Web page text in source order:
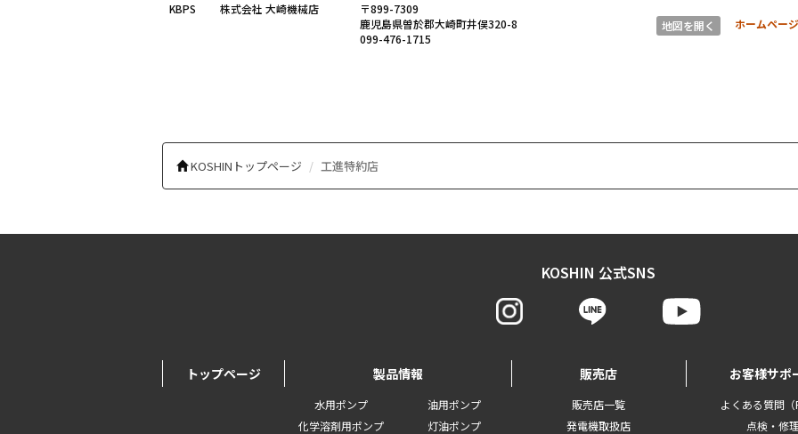
KBPS 株式会社 大崎機械店
〒899-7309
地図を開く
鹿児島県曽於郡大崎町井俣320-8
099-476-1715
ホームページ
KOSHINトップページ 工進特約店
KOSHIN 公式SNS
トップページ 製品情報
水用ポンプ
油用ポンプ
化学溶剤用ポンプ
灯油ポンプ
販売店
販売店一覧
発電機取扱店
お客様サポ
よくある質問（
点検・修